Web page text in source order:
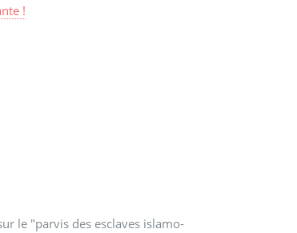
!
le "parvis des esclaves islamo-